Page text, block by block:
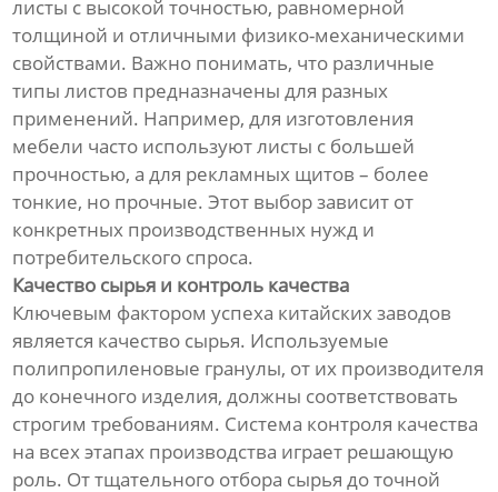
листы с высокой точностью, равномерной
толщиной и отличными физико-механическими
свойствами. Важно понимать, что различные
типы листов предназначены для разных
применений. Например, для изготовления
мебели часто используют листы с большей
прочностью, а для рекламных щитов – более
тонкие, но прочные. Этот выбор зависит от
конкретных производственных нужд и
потребительского спроса.
Качество сырья и контроль качества
Ключевым фактором успеха китайских заводов
является качество сырья. Используемые
полипропиленовые гранулы, от их производителя
до конечного изделия, должны соответствовать
строгим требованиям. Система контроля качества
на всех этапах производства играет решающую
роль. От тщательного отбора сырья до точной